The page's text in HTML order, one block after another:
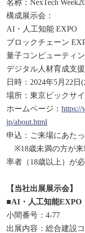
名称：NexTech
構成展示会：
AI・人工知能 EXPO
ブロックチェーン
量子コンピューティ
デジタル人材育成支
日時：2024年5月22日
場所：東京ビックサ
ホームページ：https://
jp/about.html
申込：ご来場にあた
※18歳未満の方が来
率者（18歳以上）が必
【当社出展展示会】
■AI・人工知能EXPO
小間番号：4-77
出展内容：総合建設